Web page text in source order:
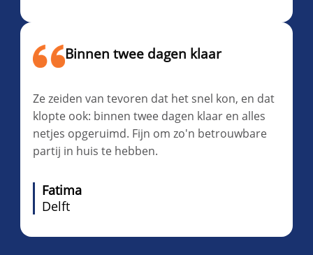
Binnen twee dagen klaar
Ze zeiden van tevoren dat het snel kon, en dat
klopte ook: binnen twee dagen klaar en alles
netjes opgeruimd. Fijn om zo'n betrouwbare
partij in huis te hebben.
Fatima
Delft